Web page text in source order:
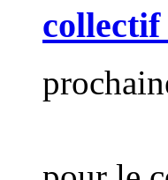
collectif